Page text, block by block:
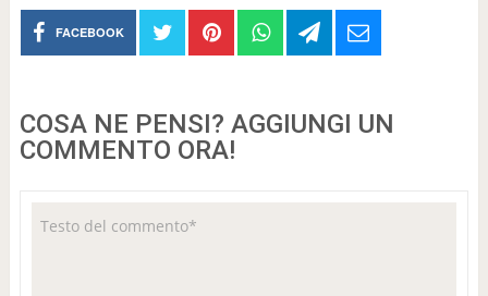
FACEBOOK
COSA NE PENSI? AGGIUNGI UN
COMMENTO ORA!